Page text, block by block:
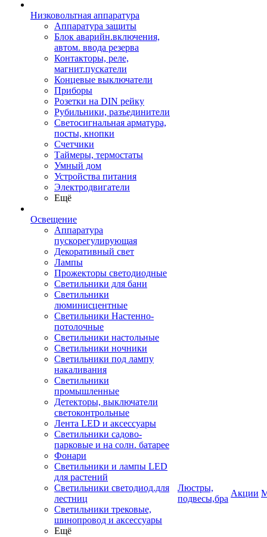
Низковольтная аппаратура
Аппаратура защиты
Блок аварийн.включения,
автом. ввода резерва
Контакторы, реле,
магнит.пускатели
Концевые выключатели
Приборы
Розетки на DIN рейку
Рубильники, разъединители
Светосигнальная арматура,
посты, кнопки
Счетчики
Таймеры, термостаты
Умный дом
Устройства питания
Электродвигатели
Ещё
Освещение
Аппаратура
пускорегулирующая
Декоративный свет
Лампы
Прожекторы светодиодные
Светильники для бани
Светильники
люминисцентные
Светильники Настенно-
потолочные
Светильники настольные
Светильники ночники
Светильники под лампу
накаливания
Светильники
промышленные
Детекторы, выключатели
светоконтрольные
Лента LED и аксессуары
Светильники садово-
парковые и на солн. батарее
Фонари
Светильники и лампы LED
для растений
Светильники светодиод.для
лестниц
Светильники трековые,
шинопровод и аксессуары
Ещё
Люстры,
подвесы,бра
Акции